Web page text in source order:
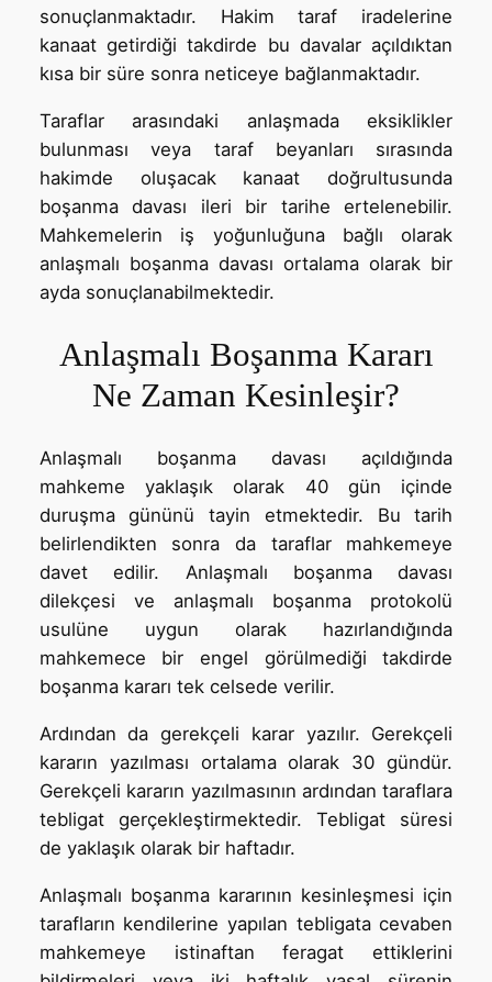
sonuçlanmaktadır. Hakim taraf iradelerine
kanaat getirdiği takdirde bu davalar açıldıktan
kısa bir süre sonra neticeye bağlanmaktadır.
Taraflar arasındaki anlaşmada eksiklikler
bulunması veya taraf beyanları sırasında
hakimde oluşacak kanaat doğrultusunda
boşanma davası ileri bir tarihe ertelenebilir.
Mahkemelerin iş yoğunluğuna bağlı olarak
anlaşmalı boşanma davası ortalama olarak bir
ayda sonuçlanabilmektedir.
Anlaşmalı Boşanma Kararı
Ne Zaman Kesinleşir?
Anlaşmalı boşanma davası açıldığında
mahkeme yaklaşık olarak 40 gün içinde
duruşma gününü tayin etmektedir. Bu tarih
belirlendikten sonra da taraflar mahkemeye
davet edilir. Anlaşmalı boşanma davası
dilekçesi ve anlaşmalı boşanma protokolü
usulüne uygun olarak hazırlandığında
mahkemece bir engel görülmediği takdirde
boşanma kararı tek celsede verilir.
Ardından da gerekçeli karar yazılır. Gerekçeli
kararın yazılması ortalama olarak 30 gündür.
Gerekçeli kararın yazılmasının ardından taraflara
tebligat gerçekleştirmektedir. Tebligat süresi
de yaklaşık olarak bir haftadır.
Anlaşmalı boşanma kararının kesinleşmesi için
tarafların kendilerine yapılan tebligata cevaben
mahkemeye istinaftan feragat ettiklerini